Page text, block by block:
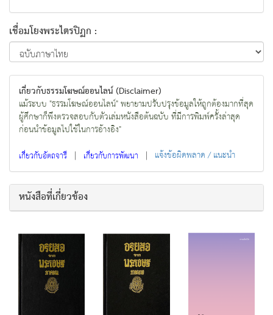
เชื่อมโยงพระไตรปิฏก :
เกี่ยวกับธรรมโฆษณ์ออนไลน์ (Disclaimer)
แม้ระบบ "ธรรมโฆษณ์ออนไลน์" พยายามปรับปรุงข้อมูลให้ถูกต้องมากที่สุด
ผู้ศึกษาก็พึงตรวจสอบกับตัวเล่มหนังสือต้นฉบับ ที่มีการพิมพ์ครั้งล่าสุด
ก่อนนำข้อมูลไปใช้ในการอ้างอิง"
เกี่ยวกับอัตถจารี | เกี่ยวกับการพัฒนา | แจ้งข้อผิดพลาด / แนะนำ
หนังสือที่เกี่ยวข้อง